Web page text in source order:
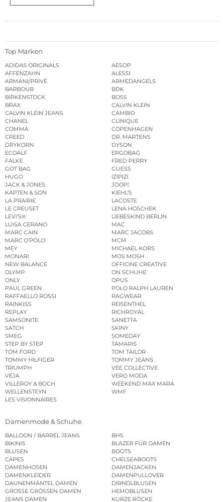
Top Marken
ADIDAS ORIGINALS
AESOP
AFFENZAHN
ALESSI
ARMANI/PRIVÉ
ARMEDANGELS
BARBOUR
BDK
BIRKENSTOCK
BOSS
BRAX
CALVIN KLEIN
CALVIN KLEIN JEANS
CAMBIO
CHANEL
CLINIQUE
COMMA
COPENHAGEN
CREED
DR. MARTENS
DRYKORN
DYSON
ECOALF
ERGOBAG
FALKE
FRED PERRY
GOT BAG
GUESS
HUGO
IZIPIZI
JACK & JONES
JOOP!
KAPTEN & SON
KIEHL’S
LA PRAIRIE
LACOSTE
LE CREUSET
LENA HOSCHEK
LEVI’S®
LIEBESKIND BERLIN
LUISA CERANO
MAC
MARC CAIN
MARC JACOBS
MARC O’POLO
MCM
MEY
MICHAEL KORS
MONARI
MOS MOSH
NEW BALANCE
OFFICINE CREATIVE
OLYMP
ON SCHUHE
ONLY
OPUS
PAUL GREEN
POLO RALPH LAUREN
RAFFAELLO ROSSI
RAGWEAR
RAINKISS
REISENTHEL
REPLAY
RICHROYAL
SAMSONITE
SANETTA
SATCH
SKINY
SMEG
SOMEDAY
STEP BY STEP
TAMARIS
TOM FORD
TOM TAILOR
TOMMY HILFIGER
TOMMY JEANS
TRIUMPH
VEE COLLECTIVE
VEJA
VERO MODA
VILLEROY & BOCH
WEEKEND MAX MARA
WELLENSTEYN
WMF
LES VISIONNAIRES
Damenmode & Schuhe
BALLOON / BARREL JEANS
BHS
BIKINIS
BLAZER FÜR DAMEN
BLUSEN
BOOTS
CAPES
CHELSEABOOTS
DAMENHOSEN
DAMENJACKEN
DAMENKLEIDER
DAMENPULLOVER
DAUNENMÄNTEL DAMEN
DIRNDLBLUSEN
GROSSE GRÖSSEN DAMEN
HEMDBLUSEN
JEANS DAMEN
KURZE RÖCKE